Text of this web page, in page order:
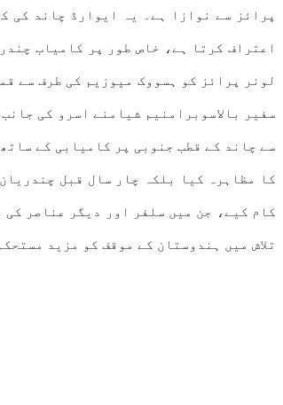
پرائز سے نوازا ہے۔ یہ ایوارڈ چاند کی
لونر پرائز کو ہسووک میوزیم کی طرف سے
سے چاند کے قطب جنوبی پر کامیابی کے
تلاش میں ہندوستان کے موقف کو مزید